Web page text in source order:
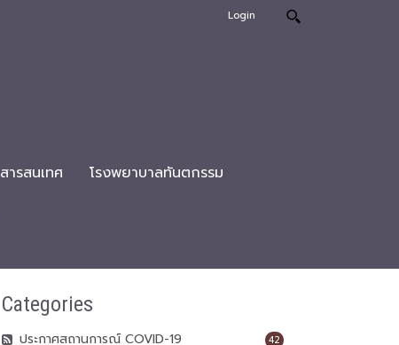
Login
สารสนเทศ โรงพยาบาลทันตกรรม
Categories
42
ประกาศสถานการณ์ COVID-19